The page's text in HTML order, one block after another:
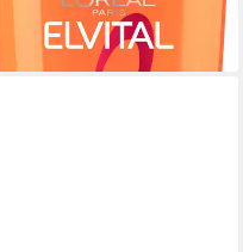
(9,99 €/ 1 l)
lieferbar - in 1-2 Werktagen bei dir